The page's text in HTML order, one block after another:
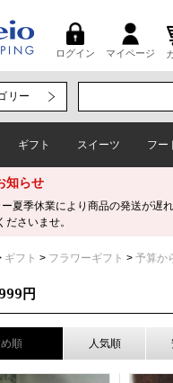
ログイン マイページ
ギフト スイーツ フー
知らせ
夏季休業により商品の発送が遅
さいませ。
ギフト フラワーギフト 予算か
円
順 人気順